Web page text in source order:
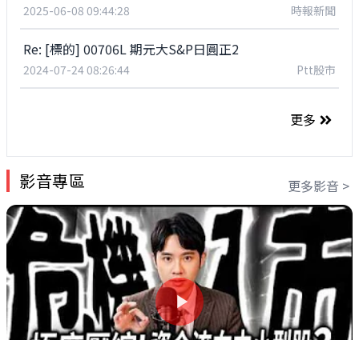
2025-06-08 09:44:28 時報新聞
Re: [標的] 00706L 期元大S&P日圓正2
2024-07-24 08:26:44 Ptt股市
更多
影音專區 更多影音 >